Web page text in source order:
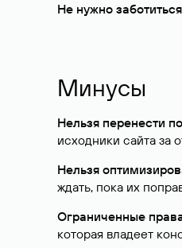
Не нужно
Минусы
Нельзя перенести
исходники сайта за
Нельзя
ждать, пока их
Ограниченные
которая владеет